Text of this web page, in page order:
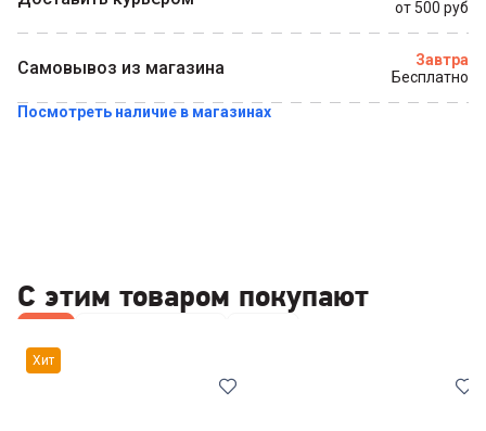
от 500 руб
Самовывоз из магазина
Завтра
Бесплатно
Посмотреть наличие в магазинах
С этим товаром покупают
Хит